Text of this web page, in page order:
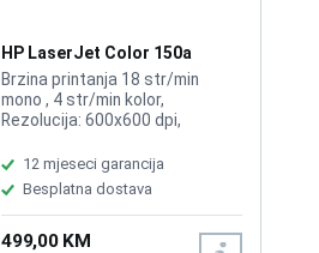
HP LaserJet Color 150a
4ZB94A printer
Brzina printanja 18 str/min
mono , 4 str/min kolor,
Rezolucija: 600x600 dpi,
sa Toner HP 117A Black
W2070A, HP 117A Cyan
W2071A, HP 117A Yellow
W2072A, HP 117A W2073A.
12 mjeseci garancija
Besplatna dostava
499,00 KM